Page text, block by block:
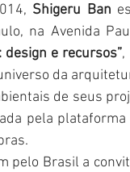
Shigeru Ban
na Avenida
e recursos”,
da
de seus
pela plataforma
pelo Brasil a